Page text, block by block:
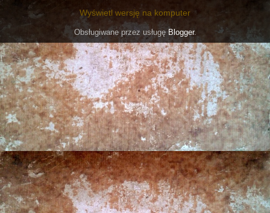
Wyświetl wersję na komputer
Obsługiwane przez usługęBlogger.